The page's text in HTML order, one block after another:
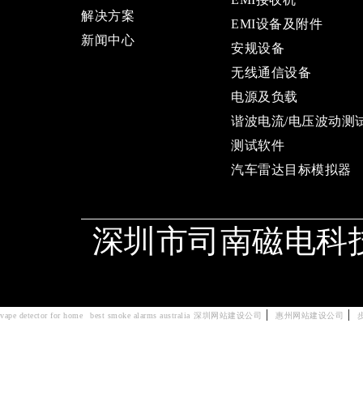
解决方案
新闻中心
EMI设备及附件
安规设备
无线通信设备
电源及负载
谐波电流/电压波动测
测试软件
汽车雷达目标模拟器
深圳市司南磁电
vape detector for home best smoke alarms australia 深圳网站建设公司 | 惠州网站建设公司 |